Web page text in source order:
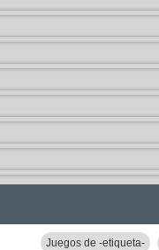
Juegos de -etiqueta-